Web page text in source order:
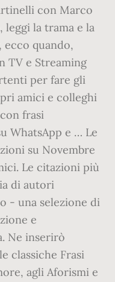
con Marco
la trama e la
quando,
TV e Streaming
per fare gli
amici e colleghi
frasi
WhatsApp e … Le
su Novembre
Le citazioni più
di autori
- una selezione di
e
Ne inserirò
classiche Frasi
agli Aforismi e